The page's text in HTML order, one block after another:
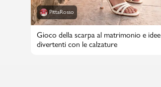
PittaRosso
Gioco della scarpa al matrimonio e idee
divertenti con le calzature